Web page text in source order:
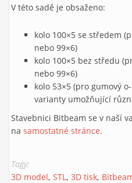
V této sadě je obsaženo:
kolo 100×5 se středem
nebo 99×6)
kolo 100×5 bez středu
nebo 99×6)
kolo 53×5 (pro gumový
varianty umožňující
Stavebnici Bitbeam se v naší
na samostatné stránce.
Tagy:
3D model STL 3D tisk